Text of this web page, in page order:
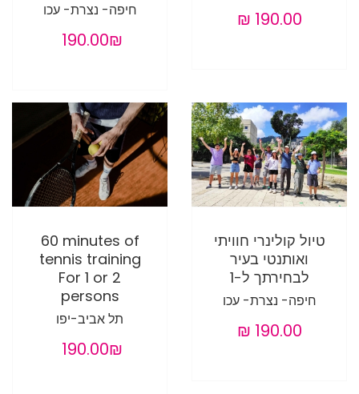
חיפה- נצרת- עכו
‏190.00 ‏₪
טיול קולינרי חוויתי
ואותנטי בעיר
לבחירתך ל-1
חיפה- נצרת- עכו
60 minutes of
tennis training
For 1 or 2
persons
תל אביב-יפו
‏190.00 ‏₪